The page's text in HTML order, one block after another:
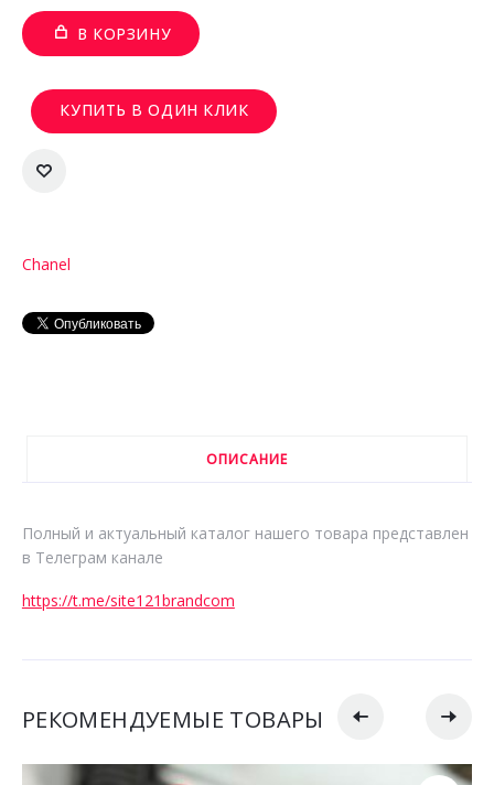
В КОРЗИНУ
КУПИТЬ В ОДИН КЛИК
Chanel
ОПИСАНИЕ
Полный и актуальный каталог нашего товара представлен
в Телеграм канале
https://t.me/site121brandcom
РЕКОМЕНДУЕМЫЕ ТОВАРЫ